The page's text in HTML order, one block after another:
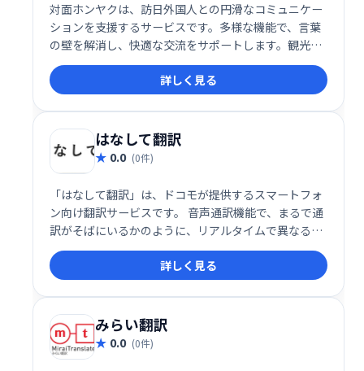
対面ホンヤクは、訪日外国人との円滑なコミュニケー
ションを支援するサービスです。多様な機能で、言葉
の壁を解消し、快適な交流をサポートします。観光案
内からビジネスシーンまで幅広く活用でき、訪日外国
人との接点をより豊かにします。
詳しく見る
はなして翻訳
0.0 (0件)
「はなして翻訳」は、ドコモが提供するスマートフォ
ン向け翻訳サービスです。 音声通訳機能で、まるで通
訳がそばにいるかのように、リアルタイムで異なる言
語での会話をスムーズに行えます。 さらに、看板や新
聞記事などをカメラで撮影し、テキスト翻訳すること
も可能です。 言語の壁を越えたコミュニケーションを
簡単に実現します。
詳しく見る
みらい翻訳
0.0 (0件)